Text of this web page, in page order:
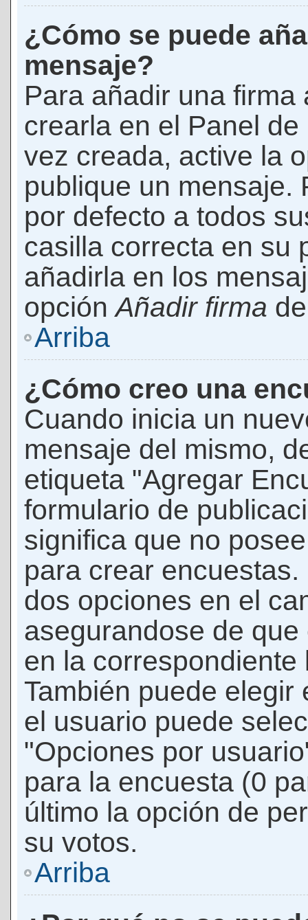
¿Cómo se puede
mensaje?
Para añadir una
crearla en el Panel
vez creada, active la
publique un mensaje.
por defecto a todos
casilla correcta en su
añadirla en los
opciónAñadir firma
Arriba
¿Cómo creo una
Cuando inicia un
mensaje del mismo,
etiqueta "Agregar
formulario de
significa que no
para crear
dos opciones en el
asegurandose de
en la
También puede
el usuario puede
"Opciones por
para la encuesta (0
último la opción de
su votos.
Arriba